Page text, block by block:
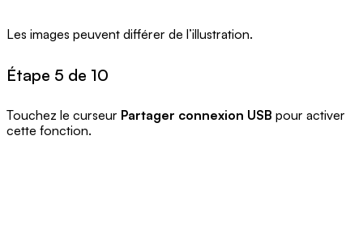
Les images peuvent différer de l’illustration.
Étape 5 de 10
Touchez le curseur Partager connexion USB pour activer
cette fonction.